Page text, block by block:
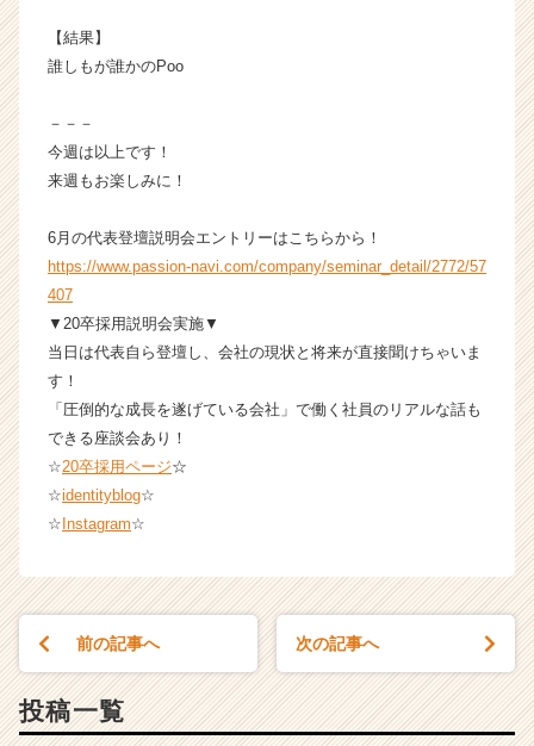
【結果】
誰しもが誰かのPoo
－－－
今週は以上です！
来週もお楽しみに！
6月の代表登壇説明会エントリーはこちらから！
https://www.passion-navi.com/company/seminar_detail/2772/57
407
▼20卒採用説明会実施▼
当日は代表自ら登壇し、会社の現状と将来が直接聞けちゃいま
す！
「圧倒的な成長を遂げている会社」で働く社員のリアルな話も
できる座談会あり！
☆20卒採用ページ☆
☆identityblog☆
☆ Instagram☆
前の記事へ 次の記事へ
投稿一覧